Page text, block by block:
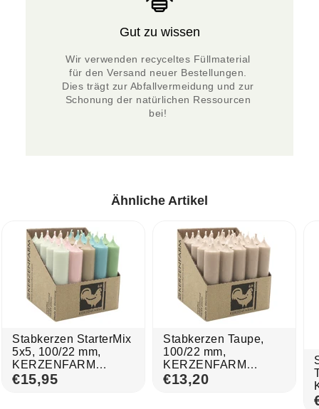
Gut zu wissen
Wir verwenden recyceltes Füllmaterial
für den Versand neuer Bestellungen.
Dies trägt zur Abfallvermeidung und zur
Schonung der natürlichen Ressourcen
bei!
Ähnliche Artikel
Stabkerzen StarterMix
5x5, 100/22 mm,
KERZENFARM
HAHN, Brenndauer
4h, 25 St.
€15,95
Stabkerzen Taupe,
100/22 mm,
KERZENFARM
HAHN, Brenndauer
4h, 25 St.
€13,20